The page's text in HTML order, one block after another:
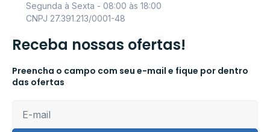
Segunda à Sexta - 08:00 às 18:00
CNPJ 27.391.213/0001-48
Receba nossas ofertas!
Preencha o campo com seu e-mail e fique por dentro
das ofertas